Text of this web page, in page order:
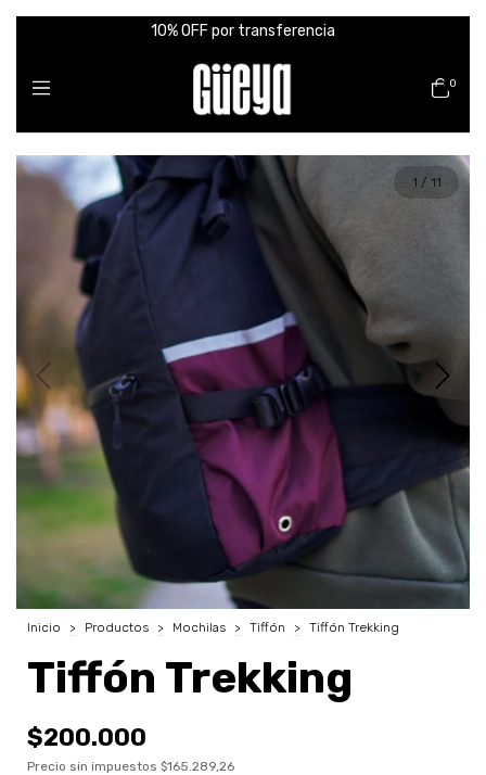
10% OFF por transferencia
0
1 / 11
Inicio > Productos > Mochilas > Tiffón > Tiffón Trekking
Tiffón Trekking
$200.000
Precio sin impuestos $165.289,26